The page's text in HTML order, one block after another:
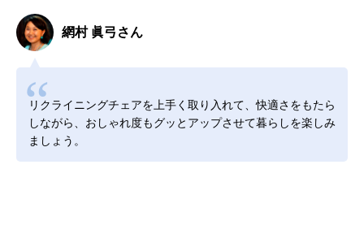
網村 眞弓さん
リクライニングチェアを上手く取り入れて、快適さをもたら
しながら、おしゃれ度もグッとアップさせて暮らしを楽しみ
ましょう。